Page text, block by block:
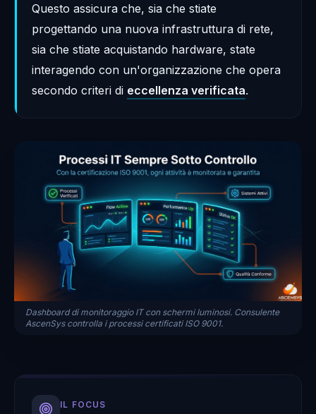
Questo assicura che, sia che stiate
progettando una nuova infrastruttura di rete,
sia che stiate acquistando hardware, state
interagendo con un'organizzazione che opera
secondo criteri di eccellenza verificata.
Dashboard di monitoraggio IT con schermi luminosi. Consulente
AscenSys controlla i processi certificati ISO 9001.
IL FOCUS